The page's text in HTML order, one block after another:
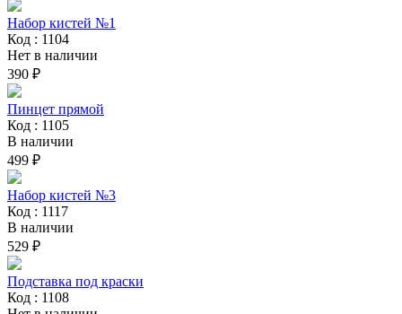
Набор кистей №1
Код : 1104
Нет в наличии
390 ₽
Пинцет прямой
Код : 1105
В наличии
499 ₽
Набор кистей №3
Код : 1117
В наличии
529 ₽
Подставка под краски
Код : 1108